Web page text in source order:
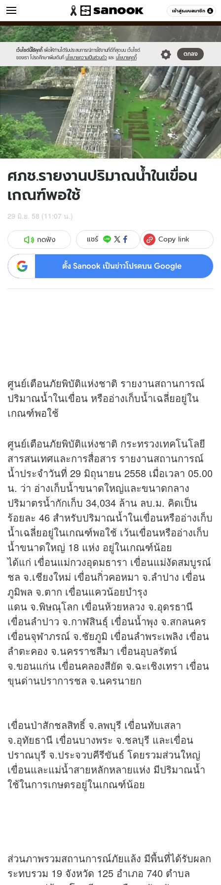
เข้าสู่ระบบสมาชิก
ข่าว หมวดอื่นๆ
เว็บไซต์นี้ใช้คุกกี้ เพื่อให้ท่านได้รับประสบการณ์การใช้งานที่ดีที่สุดบน เว็บไซต์
ของเรา โปรดศึกษาเพิ่มเติมที่ นโยบายความเป็นส่วนตัว และ นโยบายคุกกี้
ตกลง
Sanook
//s.isanook.com/sr/0/images/logo-
new-
sanook.png
600
60
//s.isanook.com/ns/0/ud/364/1820575/628129-
01.jpg
ศภช.รายงานปริมาณน้ำในเขื่อน
เกณฑ์พอใช้
29 มิ.ย. 58 (11:07 น.)
กดฟัง แชร์ Copy link
ตั้ง Sanook เป็นข่าวโปรดบน Google
ศูนย์เตือนภัยพิบัติแห่งชาติ รายงานสถานการณ์
ปริมาณน้ำในเขื่อน หรืออ่างเก็บน้ำเฉลี่ยอยู่ใน
เกณฑ์พอใช้
ศูนย์เตือนภัยพิบัติแห่งชาติ กระทรวงเทคโนโลยี
สารสนเทศและการสื่อสาร รายงานสถานการณ์
น้ำประจำวันที่ 29 มิถุนายน 2558 เมื่อเวลา 05.00
น. ว่า อ่างเก็บน้ำขนาดใหญ่และขนาดกลาง
ปริมาตรน้ำกักเก็บ 34,034 ล้าน ลบ.ม. คิดเป็น
ร้อยละ 46 สำหรับปริมาณน้ำในเขื่อนหรืออ่างเก็บ
น้ำเฉลี่ยอยู่ในเกณฑ์พอใช้ เว้นเขื่อนหรืออ่างเก็บ
น้ำขนาดใหญ่ 18 แห่ง อยู่ในเกณฑ์น้อย
ได้แก่ เขื่อนแม่กวงอุดมธารา เขื่อนแม่งัดสมบูรณ์
ชล จ.เชียงใหม่ เขื่อนกิ่วคอหมา จ.ลำปาง เขื่อน
ภูมิพล จ.ตาก เขื่อนแควน้อยบำรุง
แดน จ.พิษณุโลก เขื่อนห้วยหลวง จ.อุดรธานี
เขื่อนลำปาว จ.กาฬสินธุ์ เขื่อนน้ำพุง จ.สกลนคร
เขื่อนจุฬาภรณ์ จ.ชัยภูมิ เขื่อนลำพระเพลิง เขื่อน
ลำตะคอง จ.นครราชสีมา เขื่อนอุบลรัตน์
จ.ขอนแก่น เขื่อนคลองสียัด จ.ฉะเชิงเทรา เขื่อน
ขุนด่านปราการชล จ.นครนายก
เขื่อนป่าสักชลสิทธิ์ จ.ลพบุรี เขื่อนทับเสลา
จ.อุทัยธานี เขื่อนบางพระ จ.ชลบุรี และเขื่อน
ปราณบุรี จ.ประจวบคีรีขันธ์ โดยรวมส่วนใหญ่
เขื่อนและแม่น้ำสายหลักหลายแห่ง มีปริมาณน้ำ
ใช้ในการเกษตรอยู่ในเกณฑ์น้อย
ส่วนภาพรวมสถานการณ์ภัยแล้ง มีพื้นที่ได้รับผลก
ระทบรวม 19 จังหวัด 125 อำเภอ 740 ตำบล